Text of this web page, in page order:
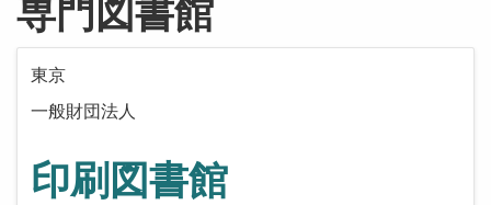
専門図書館
東京
一般財団法人
印刷図書館